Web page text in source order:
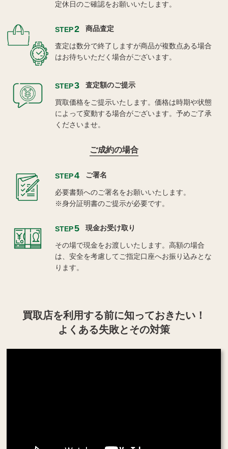
定休日のご確認をお願いいたします。
STEP2 商品査定
査定は数分で終了しますが商品が複数点ある場合
はお待ちいただく場合がございます。
STEP3 査定額のご提示
買取価格をご提示いたします。価格は時期や状態
によって変動する場合がございます。予めご了承
くださいませ。
ご成約の場合
STEP4 ご署名
必要書類へのご署名をお願いいたします。
※身分証明書のご提示が必要です。
STEP5 現金お受け取り
その場で現金をお渡しいたします。高額の場合
は、安全を考慮してご指定口座へお振り込みとな
ります。
買取店を利用する前に知っておきたい！
よくある失敗とその対策